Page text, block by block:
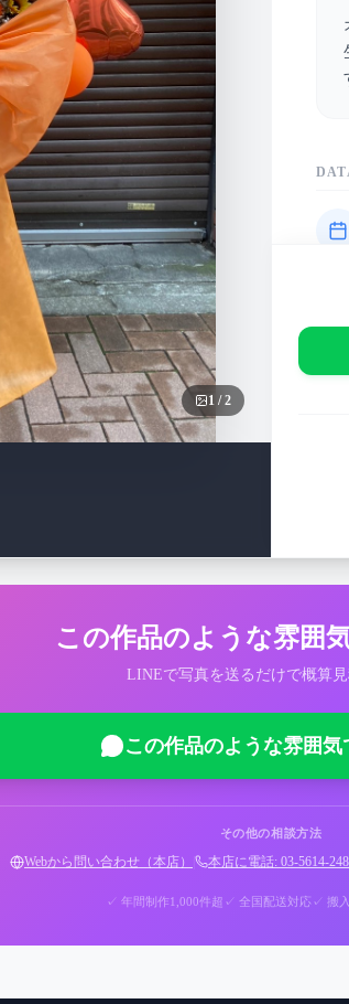
1 /2
この作品のような雰囲
LINEで写真を送るだけで概算
この作品のような雰囲気
その他の相談方法
Webから問い合わせ（本店） 本店に電話: 03-5614-
✓ 年間制作1,000件超 ✓ 全国配送対応✓ 搬